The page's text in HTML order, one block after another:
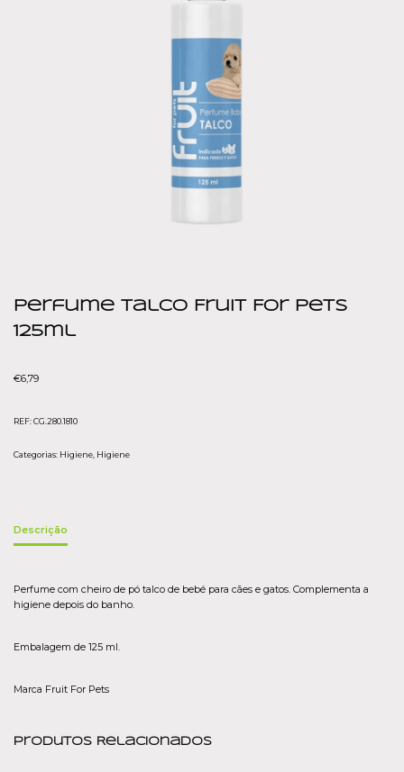
Perfume Talco Fruit For Pets
125ml
€6,79
REF:CG.280.1810
Categorias: Higiene Higiene
Descrição
Perfume com cheiro de pó talco de bebé para cães e gatos. Complementa a
higiene depois do banho.
Embalagem de 125 ml.
Marca Fruit For Pets
Produtos Relacionados